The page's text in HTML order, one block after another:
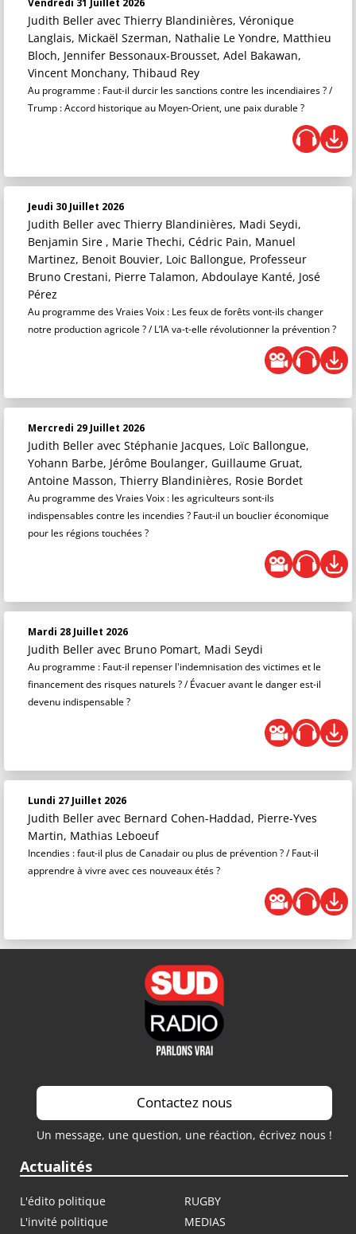
Vendredi 31 Juillet 2026
Judith Beller avec Thierry Blandinières, Véronique
Langlais, Mickaël Szerman, Nathalie Le Yondre, Matthieu
Bloch, Jennifer Bessonaux-Brousset, Adel Bakawan,
Vincent Monchany, Thibaud Rey
Au programme : Faut-il durcir les sanctions contre les incendiaires ? /
Trump : Accord historique au Moyen-Orient, une paix durable ?
Jeudi 30 Juillet 2026
Judith Beller avec Thierry Blandinières, Madi Seydi,
Benjamin Sire , Marie Thechi, Cédric Pain, Manuel
Martinez, Benoit Bouvier, Loic Ballongue, Professeur
Bruno Crestani, Pierre Talamon, Abdoulaye Kanté, José
Pérez
Au programme des Vraies Voix : Les feux de forêts vont-ils changer
notre production agricole ? / L’IA va-t-elle révolutionner la prévention ?
Mercredi 29 Juillet 2026
Judith Beller avec Stéphanie Jacques, Loïc Ballongue,
Yohann Barbe, Jérôme Boulanger, Guillaume Gruat,
Antoine Masson, Thierry Blandinières, Rosie Bordet
Au programme des Vraies Voix : les agriculteurs sont-ils
indispensables contre les incendies ? Faut-il un bouclier économique
pour les régions touchées ?
Mardi 28 Juillet 2026
Judith Beller avec Bruno Pomart, Madi Seydi
Au programme : Faut-il repenser l'indemnisation des victimes et le
financement des risques naturels ? / Évacuer avant le danger est-il
devenu indispensable ?
Lundi 27 Juillet 2026
Judith Beller avec Bernard Cohen-Haddad, Pierre-Yves
Martin, Mathias Leboeuf
Incendies : faut-il plus de Canadair ou plus de prévention ? / Faut-il
apprendre à vivre avec ces nouveaux étés ?
Contactez nous
Un message, une question, une réaction, écrivez nous !
Actualités
L'édito politique
RUGBY
L'invité politique
MEDIAS